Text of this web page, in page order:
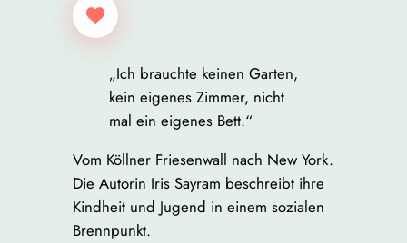
„Ich brauchte keinen Garten,
kein eigenes Zimmer, nicht
mal ein eigenes Bett.“
Vom Köllner Friesenwall nach New York.
Die Autorin Iris Sayram beschreibt ihre
Kindheit und Jugend in einem sozialen
Brennpunkt.